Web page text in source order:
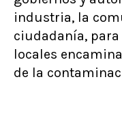
industria, la
ciudadanía,
locales
de la